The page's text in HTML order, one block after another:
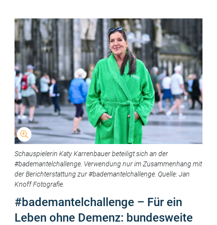
Schauspielerin Katy Karrenbauer beteiligt sich an der
#bademantelchallenge. Verwendung nur im Zusammenhang mit
der Berichterstattung zur #bademantelchallenge. Quelle: Jan
Knoff Fotografie.
#bademantelchallenge – Für ein
Leben ohne Demenz: bundesweite